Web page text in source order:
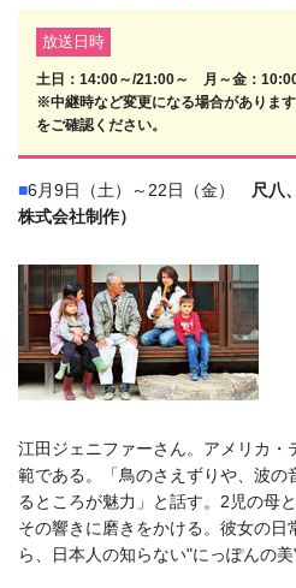
放送日時
土日：14:00～/21:00～ 月～金：
※中継時など変更になる場合があります
をご確認ください。
■6月9日（土）～22日（金） 尺八
株式会社制作）
江田ジェニファーさん。アメリカ・
範である。「鳥のさえずりや、波の
るところが魅力」と話す。2児の母
その響きに磨きをかける。彼女の
ら、日本人の知らない"にっぽんの美